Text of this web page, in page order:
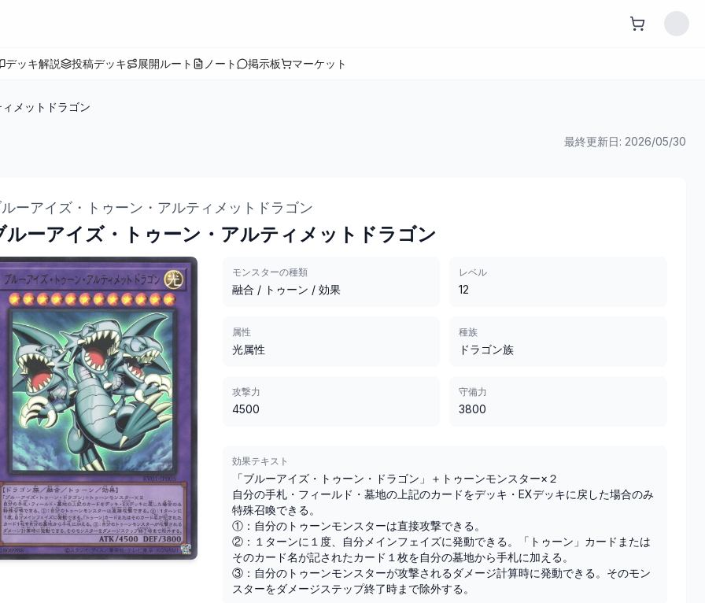
デッキ解説 投稿デッキ 展開ルート ノート 掲示板 マーケット
メットドラゴン
最終更新日: 2026/05/30
ーアイズ・トゥーン・アルティメットドラゴン
ルーアイズ・トゥーン・アルティメットドラゴン
モンスターの種類
融合 / トゥーン / 効果
レベル
12
属性
光属性
種族
ドラゴン族
攻撃力
4500
守備力
3800
効果テキスト
「ブルーアイズ・トゥーン・ドラゴン」＋トゥーンモンスター×２
自分の手札・フィールド・墓地の上記のカードをデッキ・EXデッキに戻した場合のみ
特殊召喚できる。
①：自分のトゥーンモンスターは直接攻撃できる。
②：１ターンに１度、自分メインフェイズに発動できる。「トゥーン」カードまたは
そのカード名が記されたカード１枚を自分の墓地から手札に加える。
③：自分のトゥーンモンスターが攻撃されるダメージ計算時に発動できる。そのモン
スターをダメージステップ終了時まで除外する。